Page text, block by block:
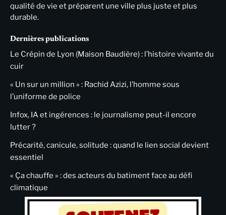
qualité de vie et préparent une ville plus juste et plus
durable.
Dernières publications
Le Crépin de Lyon (Maison Baudière) : l’histoire vivante du
cuir
« Un sur un million » : Rachid Azizi, l’homme sous
l’uniforme de police
Infox, IA et ingérences : le journalisme peut-il encore
lutter ?
Précarité, canicule, solitude : quand le lien social devient
essentiel
« Ça chauffe » : des acteurs du batiment face au défi
climatique